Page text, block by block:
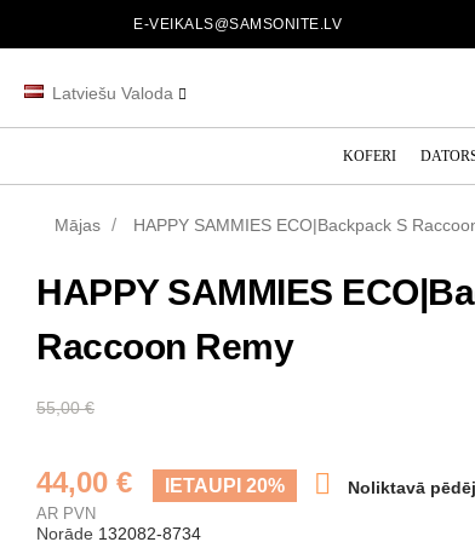
E-VEIKALS@SAMSONITE.LV
Latviešu Valoda
KOFERI
Mājas HAPPY SAMMIES ECO|Backpack S
HAPPY SAMMIES
Raccoon Remy
55,00 €
44,00 € IETAUPI 20%  Noliktavā
AR PVN
Norāde 132082-8734